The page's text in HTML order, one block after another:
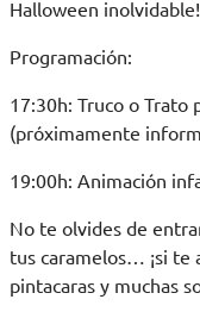
Halloween inolvidable!
Programación:
17:30h: Truco o Trato
(próximamente
19:00h: Animación
No te olvides de
tus caramelos… ¡si te
pintacaras y muchas